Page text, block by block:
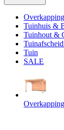
Tuinhuis &
Tuinhout &
Tuin
SALE